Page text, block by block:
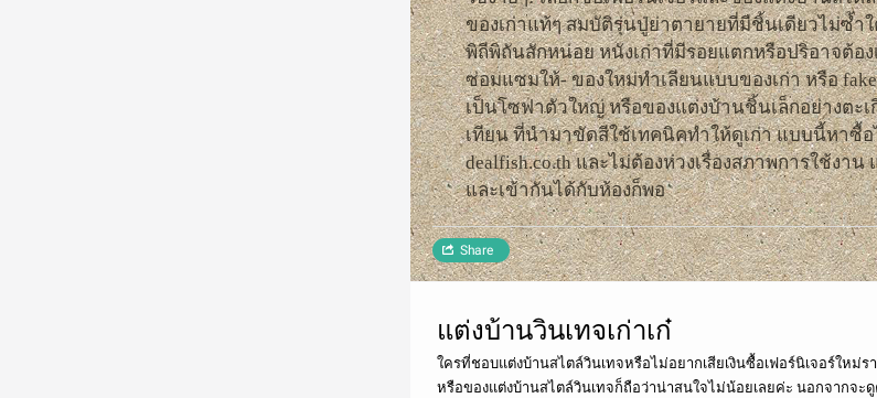
ของเก่าแท้ๆ สมบัติรุ่นปู่ย่าตายายที่มีชิ้นเดียวไม่ซ้ำ
พิถีพิถันสักหน่อย หนังเก่าที่มีรอยแตกหรือปริอาจต้อ
ซ่อมแซมให้- ของใหม่ทำเลียนแบบของเก่า หรือ
เป็นโซฟาตัวใหญ่ หรือของแต่งบ้านชิ้นเล็กอย่างตะเ
เทียน ที่นำมาขัดสีใช้เทคนิคทำให้ดูเก่า แบบนี้หาซื้
dealfish.co.th และไม่ต้องห่วงเรื่องสภาพการใช้งาน
และเข้ากันได้กับห้องก็พอ
Share
แต่งบ้านวินเทจเก่าเก๋
ใครที่ชอบแต่งบ้านสไตล์วินเทจหรือไม่อยากเสียเงินซื้อเฟอร์นิเจอร์ใหม่ร
หรือของแต่งบ้านสไตล์วินเทจก็ถือว่าน่าสนใจไม่น้อยเลยค่ะ นอกจากจะ